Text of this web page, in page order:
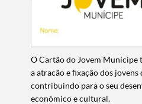
O Cartão do Jovem Munícipe
a atracão e fixação dos
contribuindo para o seu
económico e cultural.